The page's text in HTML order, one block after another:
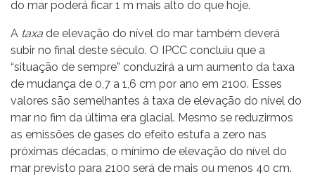
do mar poderá ficar 1 m mais alto do que hoje.
A taxa de elevação do nível do mar também deverá
subir no final deste século. O IPCC concluiu que a
“situação de sempre” conduzirá a um aumento da taxa
de mudança de 0,7 a 1,6 cm por ano em 2100. Esses
valores são semelhantes à taxa de elevação do nível do
mar no fim da última era glacial. Mesmo se reduzirmos
as emissões de gases do efeito estufa a zero nas
próximas décadas, o mínimo de elevação do nível do
mar previsto para 2100 será de mais ou menos 40 cm.